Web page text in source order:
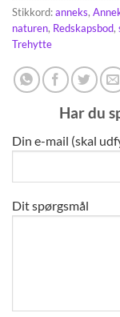
Stikkord:anneks,
naturen, Redskapsbod,
Trehytte
Har du
Din e-mail (skal
Dit spørgsmål